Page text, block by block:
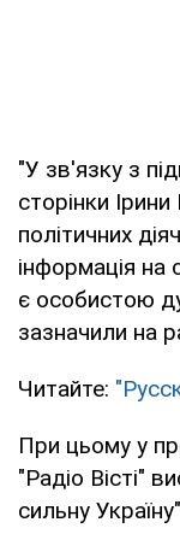
"У зв'язку з
сторінки
політичних
інформація на
є особистою
зазначили на
Читайте:
При цьому у
"Радіо Вісті"
сильну